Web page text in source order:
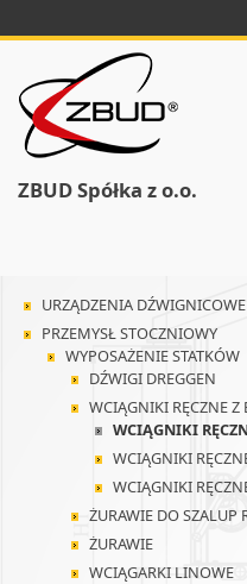
ZBUD Spółka z o.o.
URZĄDZENIA DŹWIGNICOWE
PRZEMYSŁ STOCZNIOWY
WYPOSAŻENIE STATKÓW
DŹWIGI DREGGEN
WCIĄGNIKI RĘCZNE
WCIĄGNIKI
WCIĄGNIKI
WCIĄGNIKI
ŻURAWIE DO SZALUP
ŻURAWIE
WCIĄGARKI LINOWE